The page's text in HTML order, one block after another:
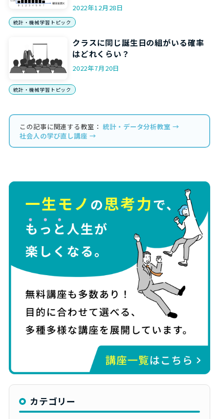
2022年12月28日
統計・機械学習トピック
クラスに同じ誕生日の組がいる確率
はどれくらい？
2022年7月20日
統計・機械学習トピック
この記事に関連する教室：統計・データ分析教室 →
社会人の学び直し講座 →
カテゴリー